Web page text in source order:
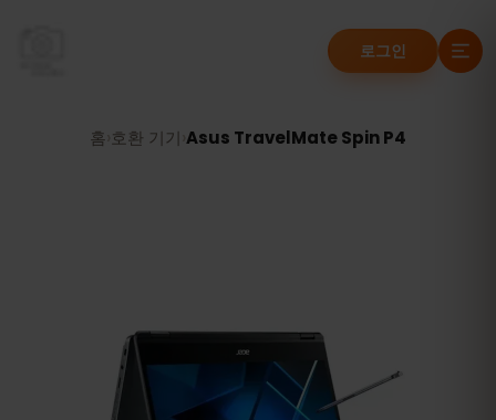
로그인
홈 호환 기기 Asus TravelMate Spin P4